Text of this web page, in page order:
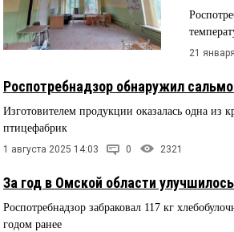
21
Роспотребнадзор обнаружил
Изготовителем продукции оказалась одна
птицефабрик
1 августа 2025 14:03 0 2321
За год в Омской области
Роспотребнадзор забраковал 117 кг
годом ранее